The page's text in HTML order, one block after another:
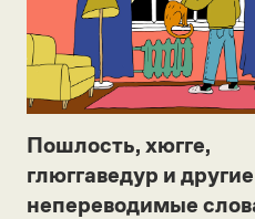
Пошлость, хюгге,
глюггаведур и другие
непереводимые